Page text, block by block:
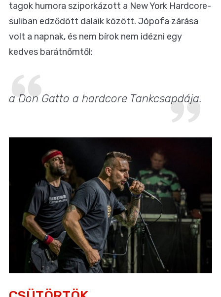
tagok humora sziporkázott a New York Hardcore-
suliban edződött dalaik között. Jópofa zárása
volt a napnak, és nem bírok nem idézni egy
kedves barátnőmtől:
a Don Gatto a hardcore Tankcsapdája.